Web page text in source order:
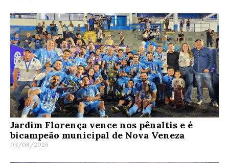
Jardim Florença vence nos pênaltis e é
bicampeão municipal de Nova Veneza
03/08/2026